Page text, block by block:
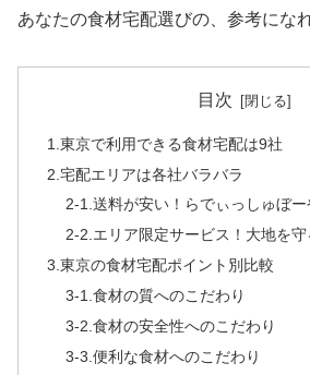
あなたの食材宅配選びの、参考にな
目次
1.東京で利用できる食材宅配は9社
2.宅配エリアは各社バラバラ
2-1.送料が安い！らでぃっしゅぼ
2-2.エリア限定サービス！大地を
3.東京の食材宅配ポイント別比較
3-1.食材の質へのこだわり
3-2.食材の安全性へのこだわり
3-3.便利な食材へのこだわり